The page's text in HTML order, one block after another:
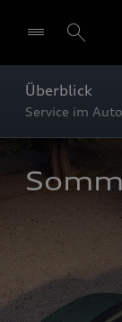
Überblick
Service im